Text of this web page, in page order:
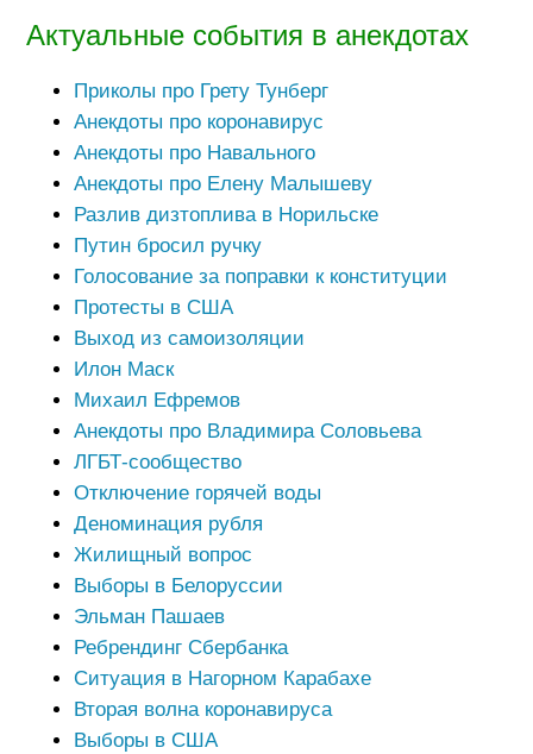
Актуальные события в анекдотах
Приколы про Грету Тунберг
Анекдоты про коронавирус
Анекдоты про Навального
Анекдоты про Елену Малышеву
Разлив дизтоплива в Норильске
Путин бросил ручку
Голосование за поправки к конституции
Протесты в США
Выход из самоизоляции
Илон Маск
Михаил Ефремов
Анекдоты про Владимира Соловьева
ЛГБТ-сообщество
Отключение горячей воды
Деноминация рубля
Жилищный вопрос
Выборы в Белоруссии
Эльман Пашаев
Ребрендинг Сбербанка
Ситуация в Нагорном Карабахе
Вторая волна коронавируса
Выборы в США